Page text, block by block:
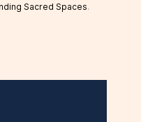
Sacred Spaces.